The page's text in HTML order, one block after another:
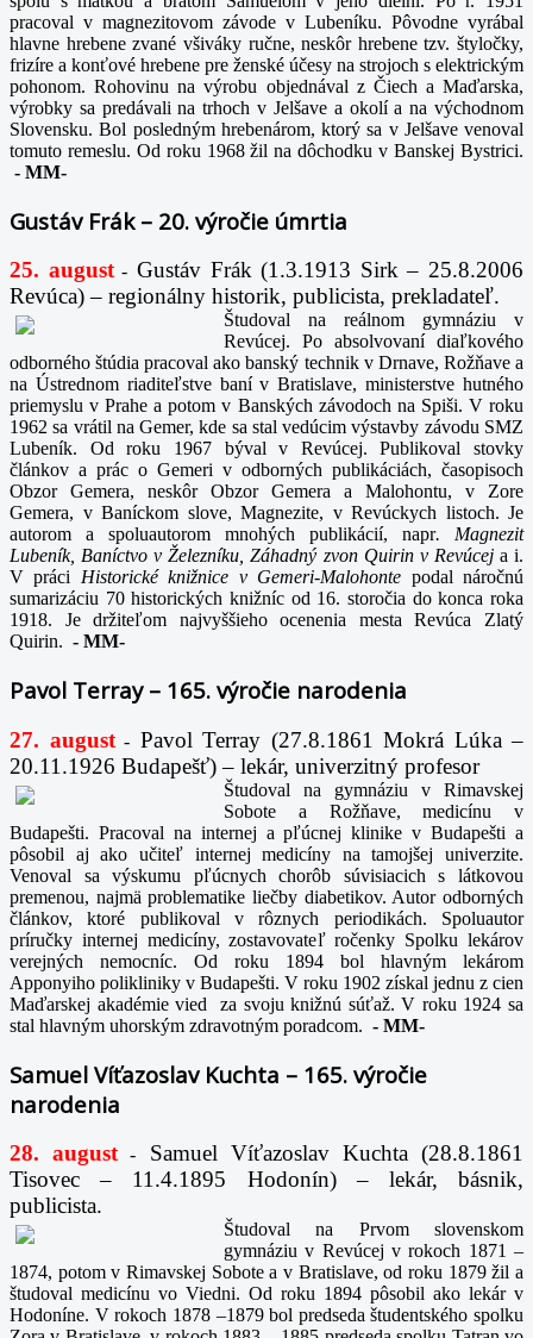
pracoval v magnezitovom závode v Lubeníku. Pôvodne vyrábal
hlavne hrebene zvané všiváky ručne, neskôr hrebene tzv. štyločky,
frizíre a konťové hrebene pre ženské účesy na strojoch s elektrickým
pohonom. Rohovinu na výrobu objednával z Čiech a Maďarska,
výrobky sa predávali na trhoch v Jelšave a okolí a na východnom
Slovensku. Bol posledným hrebenárom, ktorý sa v Jelšave venoval
tomuto remeslu. Od roku 1968 žil na dôchodku v Banskej Bystrici.
- MM-
Gustáv Frák – 20. výročie úmrtia
25. august- Gustáv Frák (1.3.1913 Sirk – 25.8.2006
Revúca) – regionálny historik, publicista, prekladateľ.
Študoval na reálnom gymnáziu v
Revúcej. Po absolvovaní diaľkového
odborného štúdia pracoval ako banský technik v Drnave, Rožňave a
na Ústrednom riaditeľstve baní v Bratislave, ministerstve hutného
priemyslu v Prahe a potom v Banských závodoch na Spiši. V roku
1962 sa vrátil na Gemer, kde sa stal vedúcim výstavby závodu SMZ
Lubeník. Od roku 1967 býval v Revúcej. Publikoval stovky
článkov a prác o Gemeri v odborných publikáciách, časopisoch
Obzor Gemera, neskôr Obzor Gemera a Malohontu, v Zore
Gemera, v Baníckom slove, Magnezite, v Revúckych listoch. Je
autorom a spoluautorom mnohých publikácií, napr. Magnezit
Lubeník, Baníctvo v Železníku, Záhadný zvon Quirin v Revúcej a i.
V práci Historické knižnice v Gemeri-Malohonte podal náročnú
sumarizáciu 70 historických knižníc od 16. storočia do konca roka
1918. Je držiteľom najvyššieho ocenenia mesta Revúca Zlatý
Quirin. - MM-
Pavol Terray – 165. výročie narodenia
27. august- Pavol Terray (27.8.1861 Mokrá Lúka –
20.11.1926 Budapešť) – lekár, univerzitný profesor
Študoval na gymnáziu v Rimavskej
Sobote a Rožňave, medicínu v
Budapešti. Pracoval na internej a pľúcnej klinike v Budapešti a
pôsobil aj ako učiteľ internej medicíny na tamojšej univerzite.
Venoval sa výskumu pľúcnych chorôb súvisiacich s látkovou
premenou, najmä problematike liečby diabetikov. Autor odborných
článkov, ktoré publikoval v rôznych periodikách. Spoluautor
príručky internej medicíny, zostavovateľ ročenky Spolku lekárov
verejných nemocníc. Od roku 1894 bol hlavným lekárom
Apponyiho polikliniky v Budapešti. V roku 1902 získal jednu z cien
Maďarskej akadémie vied za svoju knižnú súťaž. V roku 1924 sa
stal hlavným uhorským zdravotným poradcom. - MM-
Samuel Víťazoslav Kuchta – 165. výročie
narodenia
28. august -
Samuel Víťazoslav Kuchta (28.8.1861
Tisovec – 11.4.1895 Hodonín) – lekár, básnik,
publicista.
Študoval na Prvom slovenskom
gymnáziu v Revúcej v rokoch 1871 –
1874, potom v Rimavskej Sobote a v Bratislave, od roku 1879 žil a
študoval medicínu vo Viedni. Od roku 1894 pôsobil ako lekár v
Hodoníne. V rokoch 1878 –1879 bol predseda študentského spolku